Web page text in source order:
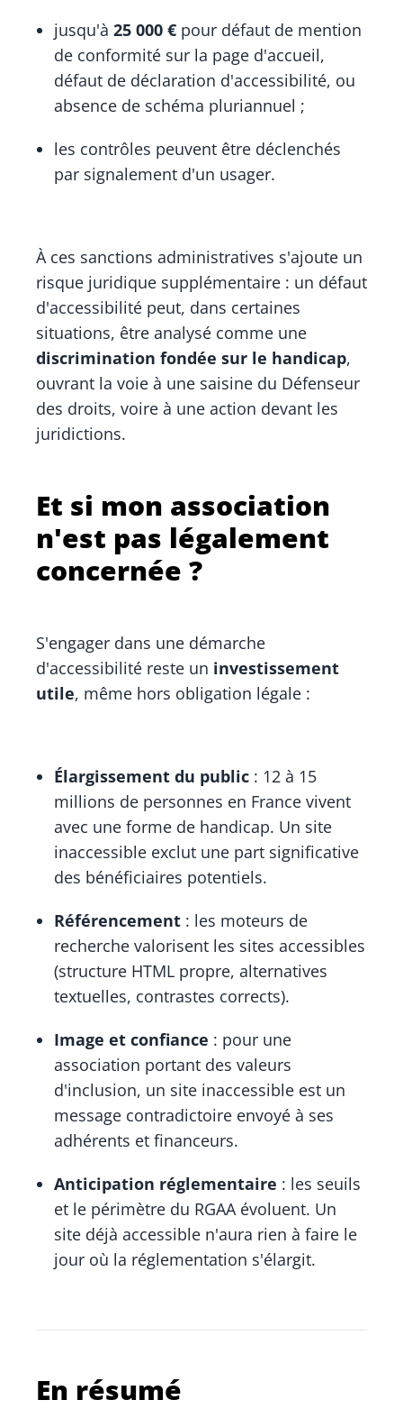
jusqu'à 25 000 € pour défaut de mention
de conformité sur la page d'accueil,
défaut de déclaration d'accessibilité, ou
absence de schéma pluriannuel ;
les contrôles peuvent être déclenchés
par signalement d'un usager.
À ces sanctions administratives s'ajoute un
risque juridique supplémentaire : un défaut
d'accessibilité peut, dans certaines
situations, être analysé comme une
discrimination fondée sur le handicap,
ouvrant la voie à une saisine du Défenseur
des droits, voire à une action devant les
juridictions.
Et si mon association
n'est pas légalement
concernée ?
S'engager dans une démarche
d'accessibilité reste un investissement
utile, même hors obligation légale :
Élargissement du public : 12 à 15
millions de personnes en France vivent
avec une forme de handicap. Un site
inaccessible exclut une part significative
des bénéficiaires potentiels.
Référencement : les moteurs de
recherche valorisent les sites accessibles
(structure HTML propre, alternatives
textuelles, contrastes corrects).
Image et confiance : pour une
association portant des valeurs
d'inclusion, un site inaccessible est un
message contradictoire envoyé à ses
adhérents et financeurs.
Anticipation réglementaire : les seuils
et le périmètre du RGAA évoluent. Un
site déjà accessible n'aura rien à faire le
jour où la réglementation s'élargit.
En résumé